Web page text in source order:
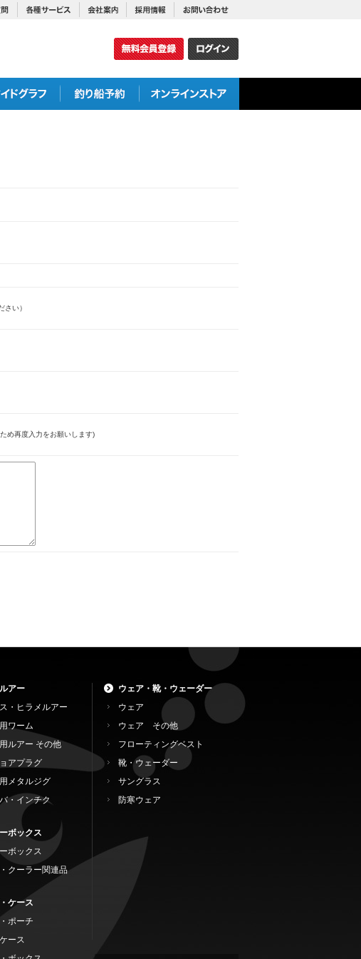
さい）
め再度入力をお願いします)
アー
・ヒラメルアー
ワーム
ルアー その他
アプラグ
メタルジグ
・インチク
ボックス
ボックス
クーラー関連品
ケース
ポーチ
ース
ウェア・靴・ウェーダー
ウェア
ウェア その他
フローティングベスト
靴・ウェーダー
サングラス
防寒ウェア